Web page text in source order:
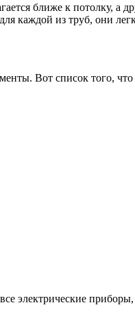
ближе к потолку, а
каждой из труб, они
Вот список того,
электрические